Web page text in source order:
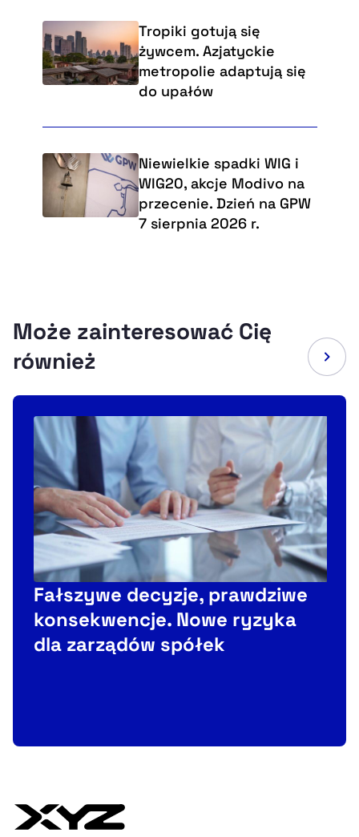
Tropiki gotują się
żywcem. Azjatyckie
metropolie adaptują się
do upałów
Niewielkie spadki WIG i
WIG20, akcje Modivo na
przecenie. Dzień na GPW
7 sierpnia 2026 r.
Może zainteresować Cię
również
Fałszywe decyzje, prawdziwe
konsekwencje. Nowe ryzyka
dla zarządów spółek